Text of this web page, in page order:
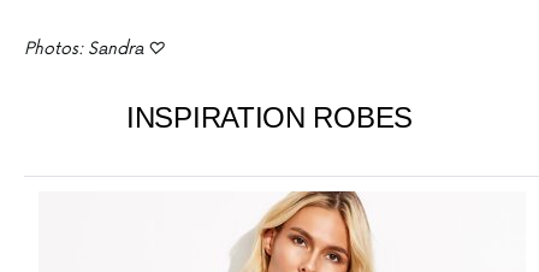
Photos: Sandra ♡
INSPIRATION ROBES